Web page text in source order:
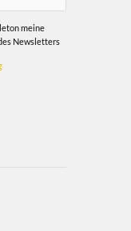
meine
Newsletters